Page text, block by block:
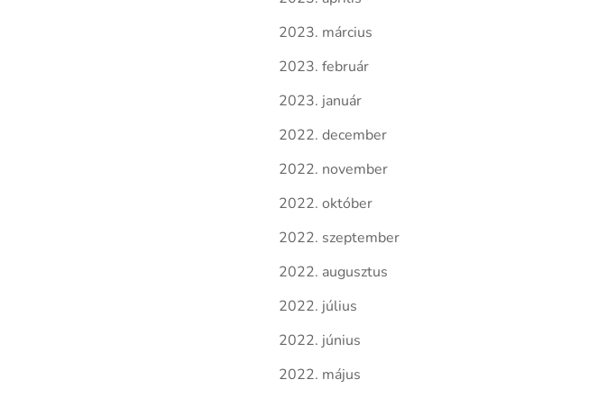
2023. március
2023. február
2023. január
2022. december
2022. november
2022. október
2022. szeptember
2022. augusztus
2022. július
2022. június
2022. május